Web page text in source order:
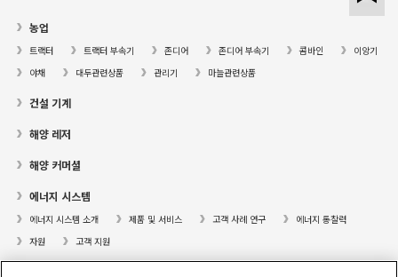
농업
트랙터 트랙터 부속기 존디어 존디어 부속기 콤바인
이앙기
야채
대두관련상품 관리기 마늘관련상품
건설 기계
해양 레저
해양 커머셜
에너지 시스템
에너지 시스템 소개 제품 및 서비스 고객 사례 연구
에너지 통찰력
자원
고객 지원